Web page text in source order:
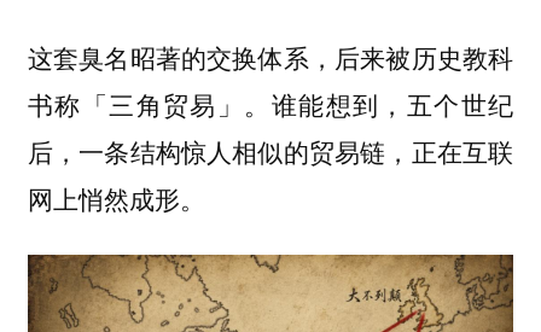
这套臭名昭著的交换体系，后来被历史教科
书称「三角贸易」。谁能想到，五个世纪
后，一条结构惊人相似的贸易链，正在互联
网上悄然成形。